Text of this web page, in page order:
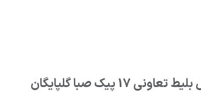
بلیطتعاونی 17 پیک صبا گلپایگان